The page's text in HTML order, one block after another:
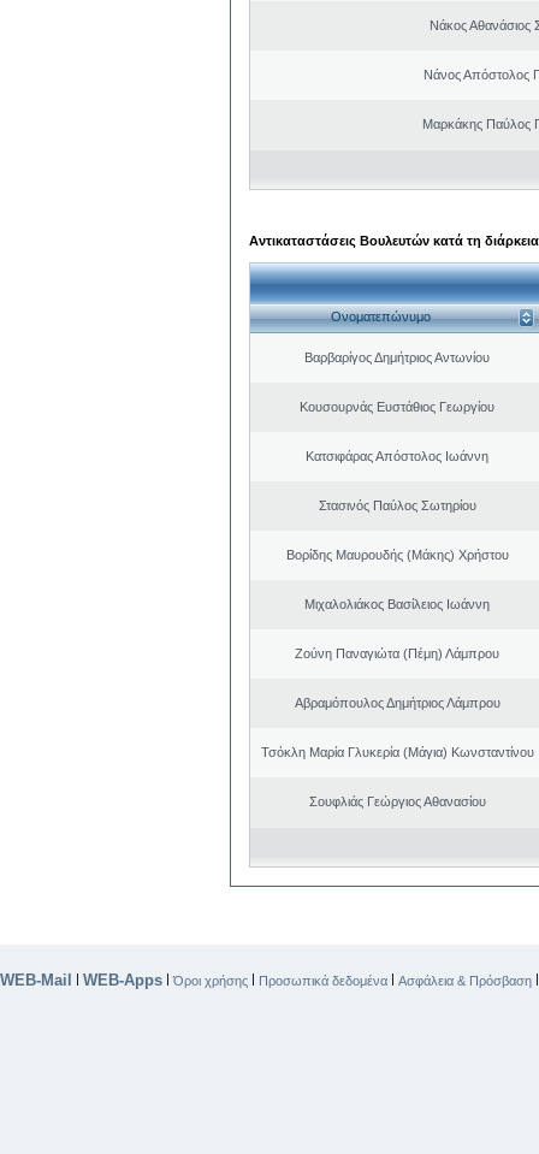
Νάκος Αθανάσιος
Νάνος Απόστολος
Μαρκάκης Παύλος
Αντικαταστάσεις Βουλευτών κατά τη
Ονοματεπώνυμο
Βαρβαρίγος Δημήτριος Αντωνίου
Κουσουρνάς Ευστάθιος Γεωργίου
Κατσιφάρας Απόστολος Ιωάννη
Στασινός Παύλος Σωτηρίου
Βορίδης Μαυρουδής (Μάκης) Χρήστου
Μιχαλολιάκος Βασίλειος Ιωάννη
Ζούνη Παναγιώτα (Πέμη) Λάμπρου
Αβραμόπουλος Δημήτριος Λάμπρου
Τσόκλη Μαρία Γλυκερία (Μάγια) Κωνσταντίνου
Σουφλιάς Γεώργιος Αθανασίου
WEB-Mail | WEB-Apps |Όροι χρήσης | Προσωπικά δεδομένα | Ασφάλεια & Πρόσβαση